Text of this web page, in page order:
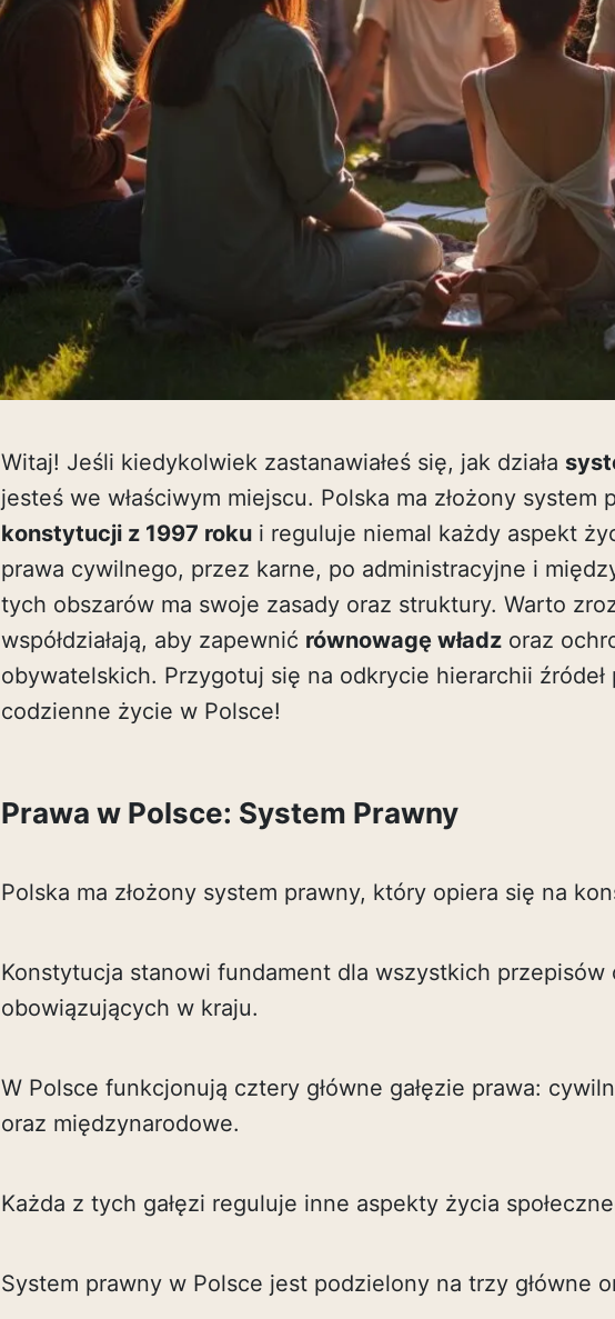
Witaj! Jeśli kiedykolwiek zastanawiałeś się, jak działa
jesteś we właściwym miejscu. Polska ma złożony system
konstytucji z 1997 roku i reguluje niemal każdy aspekt
prawa cywilnego, przez karne, po administracyjne i
tych obszarów ma swoje zasady oraz struktury. Warto
współdziałają, aby zapewnić równowagę władz oraz
obywatelskich. Przygotuj się na odkrycie hierarchii źródeł
codzienne życie w Polsce!
Prawa w Polsce: System Prawny
Polska ma złożony system prawny, który opiera się na
Konstytucja stanowi fundament dla wszystkich przepisów
obowiązujących w kraju.
W Polsce funkcjonują cztery główne gałęzie prawa:
oraz międzynarodowe.
Każda z tych gałęzi reguluje inne aspekty życia
System prawny w Polsce jest podzielony na trzy główne